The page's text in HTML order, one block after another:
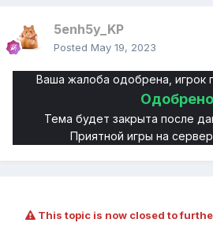
5enh5y_KP
Posted May 19, 2023
Ваша жалоба одобрена, игрок
Одобрено
Тема будет закрыта после
Приятной игры на
This topic is now closed to